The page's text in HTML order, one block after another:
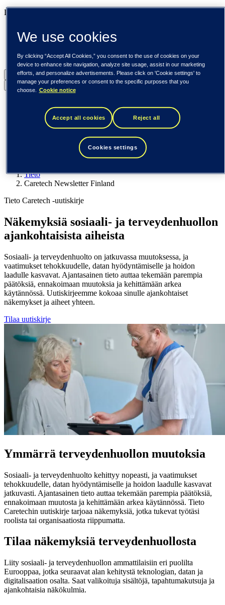
Liiketoimintamme
Tieto Caretech
Tieto Tech Consulting
Suomi (suomi)
Back to menu
DACH (Deutsch)
Espanja / Iberia (español)
Ruotsi (svenska)
Yhdysvallat (English)
Tieto
Caretech Newsletter Finland
Tieto Caretech -uutiskirje
Näkemyksiä sosiaali- ja terveydenhuollon
ajankohtaisista aiheista
Sosiaali- ja terveydenhuolto on jatkuvassa muutoksessa, ja
vaatimukset tehokkuudelle, datan hyödyntämiselle ja hoidon
laadulle kasvavat. Ajantasainen tieto auttaa tekemään parempia
päätöksiä, ennakoimaan muutoksia ja kehittämään arkea
käytännössä. Uutiskirjeemme kokoaa sinulle ajankohtaiset
näkemykset ja aiheet yhteen.
Tilaa uutiskirje
Ymmärrä terveydenhuollon muutoksia
Sosiaali- ja terveydenhuolto kehittyy nopeasti, ja vaatimukset
tehokkuudelle, datan hyödyntämiselle ja hoidon laadulle kasvavat
jatkuvasti. Ajantasainen tieto auttaa tekemään parempia päätöksiä,
ennakoimaan muutosta ja kehittämään arkea käytännössä. Tieto
Caretechin uutiskirje tarjoaa näkemyksiä, jotka tukevat työtäsi
roolista tai organisaatiosta riippumatta.
Tilaa näkemyksiä terveydenhuollosta
Liity sosiaali- ja terveydenhuollon ammattilaisiin eri puolilta
Eurooppaa, jotka seuraavat alan kehitystä teknologian, datan ja
digitalisaation osalta. Saat valikoituja sisältöjä, tapahtumakutsuja ja
ajankohtaisia näkökulmia.
We use cookies
By clicking “Accept All Cookies,” you consent to the use of cookies on your
device to enhance site navigation, analyze site usage, assist in our marketing
efforts, and personalize advertisements. Please click on 'Cookie settings' to
manage your preferences or consent to the specific purposes that you
choose.
Cookie notice
Accept all cookies Reject all
Cookies settings